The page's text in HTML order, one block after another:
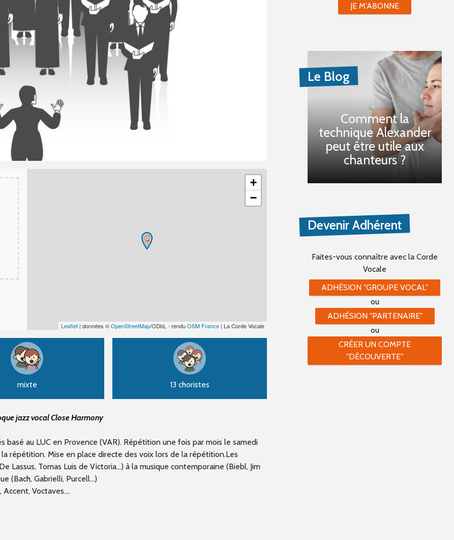
+
−
Leaflet | données ©OpenStreetMap/ODbL - renduOSM France | La Corde Vocale
mixte 13 choristes
jazz vocal Close Harmony
basé au LUC en Provence (VAR). Répétition une fois par mois le samedi
répétition. Mise en place directe des voix lors de la répétition.Les
Lassus, Tomas Luis de Victoria...) à la musique contemporaine (Biebl, Jim
(Bach, Gabrielli, Purcell...)
Voctaves....
JE M'ABONNE
Le Blog
Comment la
technique Alexander
peut être utile aux
chanteurs ?
Devenir Adhérent
Faites-vous connaître avec la Corde
Vocale
ADHÉSION "GROUPE VOCAL"
ou
ADHÉSION "PARTENAIRE"
ou
CRÉER UN COMPTE
"DÉCOUVERTE"